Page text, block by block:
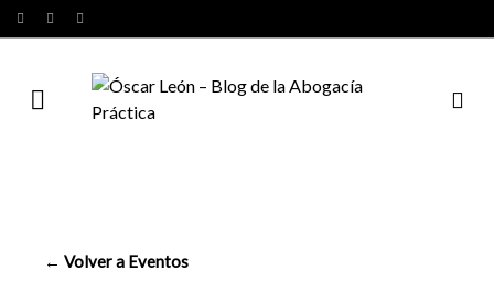
← Volver a Eventos